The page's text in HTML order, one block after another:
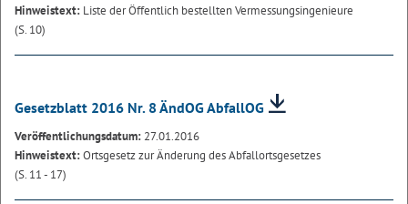
Hinweistext: Liste der Öffentlich bestellten Vermessungsingenieure
(S. 10)
Gesetzblatt 2016 Nr. 8 ÄndOG AbfallOG
Veröffentlichungsdatum: 27.01.2016
Hinweistext:Ortsgesetz zur Änderung des Abfallortsgesetzes
(S. 11 - 17)